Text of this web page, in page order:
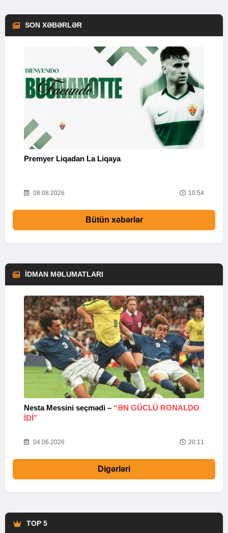
SON XƏBƏRLƏR
Premyer Liqadan La Liqaya
08.08.2026 10:54
Bütün xəbərlər
İDMAN MƏLUMATLARI
Nesta Messini seçmədi – “ƏN GÜCLÜ RONALDO
IDI”
04.06.2026 20:11
Digərləri
TOP 5